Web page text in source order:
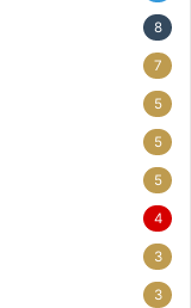
8
7
5
5
5
4
3
3